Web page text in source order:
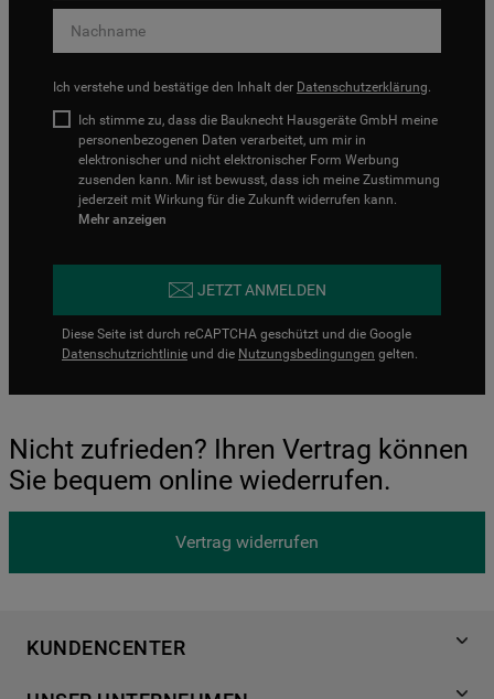
Ich verstehe und bestätige den Inhalt der Datenschutzerklärung.
Ich stimme zu, dass die Bauknecht Hausgeräte GmbH meine
personenbezogenen Daten verarbeitet, um mir in
elektronischer und nicht elektronischer Form Werbung
zusenden kann. Mir ist bewusst, dass ich meine Zustimmung
jederzeit mit Wirkung für die Zukunft widerrufen kann.
Mehr anzeigen
JETZT ANMELDEN
Diese Seite ist durch reCAPTCHA geschützt und die Google
Datenschutzrichtlinie und die Nutzungsbedingungen gelten.
Nicht zufrieden? Ihren Vertrag können
Sie bequem online wiederrufen.
Vertrag widerrufen
KUNDENCENTER